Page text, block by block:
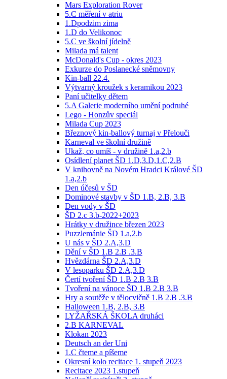
Mars Exploration Rover
5.C měření v atriu
1.Dpodzim zima
1.D do Velikonoc
5.C ve školní jídelně
Milada má talent
McDonald's Cup - okres 2023
Exkurze do Poslanecké sněmovny
Kin-ball 22.4.
Výtvarný kroužek s keramikou 2023
Paní učitelky dětem
5.A Galerie moderního umění podruhé
Lego - Honzův speciál
Milada Cup 2023
Březnový kin-ballový turnaj v Přelouči
Karneval ve školní družině
Ukaž, co umíš - v družině 1.a,2.b
Osídlení planet ŠD 1.D,3.D,1.C,2.B
V knihovně na Novém Hradci Králové ŠD
1.a,2.b
Den účesů v ŠD
Dominové stavby v ŠD 1.B, 2.B, 3.B
Den vody v ŠD
ŠD 2.c 3.b-2022+2023
Hrátky v družince březen 2023
Puzzlemánie ŠD 1.a,2.b
U nás v ŠD 2.A,3.D
Dění v ŠD 1.B 2.B .3.B
Hvězdárna ŠD 2.A,3.D
V lesoparku ŠD 2.A,3.D
Čertí tvoření ŠD 1.B 2.B 3.B
Tvoření na vánoce ŠD 1.B 2.B 3.B
Hry a soutěže v tělocvičně 1.B 2.B .3.B
Halloween 1.B, 2.B, 3.B
LYŽAŘSKÁ ŠKOLA druháci
2.B KARNEVAL
Klokan 2023
Deutsch an der Uni
1.C čteme a píšeme
Okresní kolo recitace 1. stupeň 2023
Recitace 2023 1.stupeň